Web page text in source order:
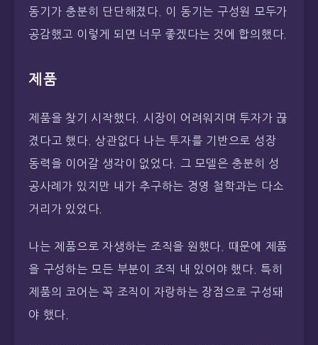
동기가 충분히 단단해졌다. 이 동기는 구성원 모두가
공감했고 이렇게 되면 너무 좋겠다는 것에 합의했다.
제품
제품을 찾기 시작했다. 시장이 어려워지며 투자가 끊
겼다고 했다. 상관없다 나는 투자를 기반으로 성장
동력을 이어갈 생각이 없었다. 그 모델은 충분히 성
공사례가 있지만 내가 추구하는 경영 철학과는 다소
거리가 있었다.
나는 제품으로 자생하는 조직을 원했다. 때문에 제품
을 구성하는 모든 부분이 조직 내 있어야 했다. 특히
제품의 코어는 꼭 조직이 자랑하는 장점으로 구성돼
야 했다.